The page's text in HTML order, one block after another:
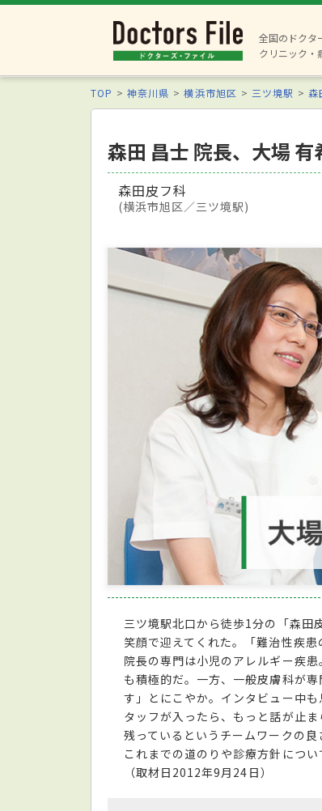
全国のドクタ
クリニック・
TOP 神奈川県 横浜市旭区 三ツ境駅 森
森田 昌士 院長、大場
森田皮フ科
(横浜市旭区／三ツ境駅)
三ツ境駅北口から徒歩1分の「森田
笑顔で迎えてくれた。「難治性疾
院長の専門は小児のアレルギー疾
も積極的だ。一方、一般皮膚科が
す」とにこやか。インタビュー中
タッフが入ったら、もっと話が止
残っているというチームワークの
これまでの道のりや診療方針につい
（取材日2012年9月24日）